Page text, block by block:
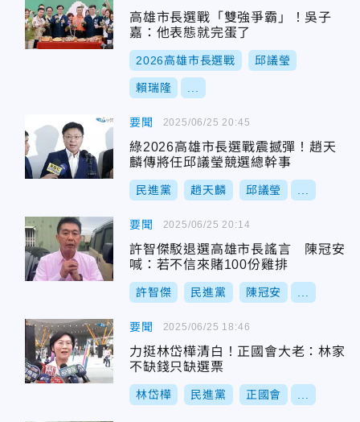
高雄市長選戰「雙強爭霸」！吳子
嘉：他表態就完蛋了
2026高雄市長選戰 邱議瑩
賴瑞隆
要聞
綠2026高雄市長選戰震撼彈！趙天
麟傳將任邱議瑩競選總幹事
民進黨 趙天麟 邱議瑩
2025/06/25 20:45
要聞
許智傑駁退選高雄市長謠言 陳冠安
喊：若不信來賭100份雞排
許智傑 民進黨 陳冠安
2025/06/25 20:14
要聞
力挺林岱樺清白！正國會大老：林家
不缺錢只缺選票
林岱樺 民進黨 正國會
2025/06/25 18:46